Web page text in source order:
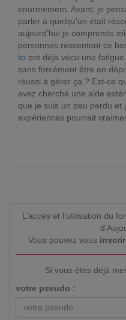
énormément. Avant, je
parler à quelqu’un était
aujourd’hui je comprends
personnes ressentent ce
ici ont déjà vécu une
sans forcément être en
réussi à gérer ça ? Est-ce
avez cherché une aide
que je suis un peu perdu et
expériences pourrait
L’accès et l’utilisation du
Vous pouvez vous
Si vous êtes déjà
votre pseudo :